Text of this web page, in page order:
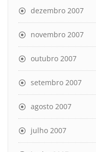
dezembro 2007
novembro 2007
outubro 2007
setembro 2007
agosto 2007
julho 2007